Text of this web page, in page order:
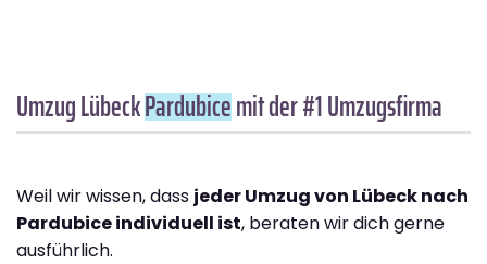
Umzug LübeckPardubicemit der #1 Umzugsfirma
Weil wir wissen, dass jeder Umzug von Lübeck nach
Pardubice individuell ist, beraten wir dich gerne
ausführlich.